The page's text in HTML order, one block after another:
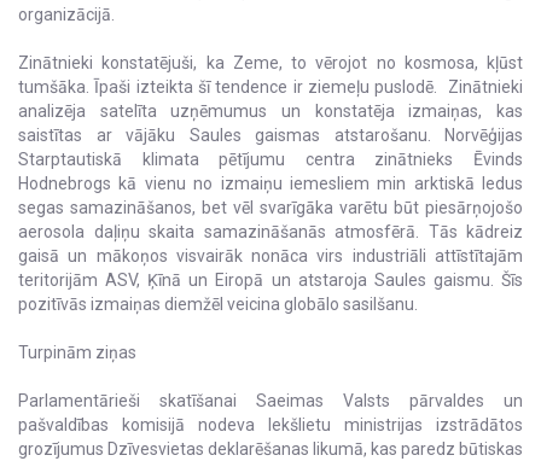
organizācijā.
Zinātnieki konstatējuši, ka Zeme, to vērojot no kosmosa, kļūst
tumšāka. Īpaši izteikta šī tendence ir ziemeļu puslodē. Zinātnieki
analizēja satelīta uzņēmumus un konstatēja izmaiņas, kas
saistītas ar vājāku Saules gaismas atstarošanu. Norvēģijas
Starptautiskā klimata pētījumu centra zinātnieks Ēvinds
Hodnebrogs kā vienu no izmaiņu iemesliem min arktiskā ledus
segas samazināšanos, bet vēl svarīgāka varētu būt piesārņojošo
aerosola daļiņu skaita samazināšanās atmosfērā. Tās kādreiz
gaisā un mākoņos visvairāk nonāca virs industriāli attīstītajām
teritorijām ASV, Ķīnā un Eiropā un atstaroja Saules gaismu. Šīs
pozitīvās izmaiņas diemžēl veicina globālo sasilšanu.
Turpinām ziņas
Parlamentārieši skatīšanai Saeimas Valsts pārvaldes un
pašvaldības komisijā nodeva Iekšlietu ministrijas izstrādātos
grozījumus Dzīvesvietas deklarēšanas likumā, kas paredz būtiskas